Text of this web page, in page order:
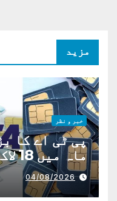
مزید
خبر و نظر
ماہ میں 18 لاکھ سے زائد سمز بلاک
04/08/2026